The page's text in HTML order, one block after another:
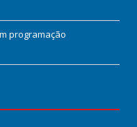
programação